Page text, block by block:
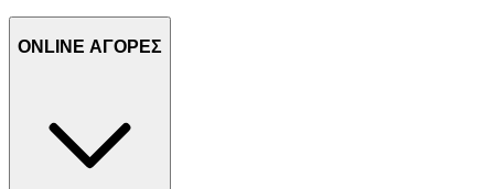
ONLINE ΑΓΟΡΕΣ